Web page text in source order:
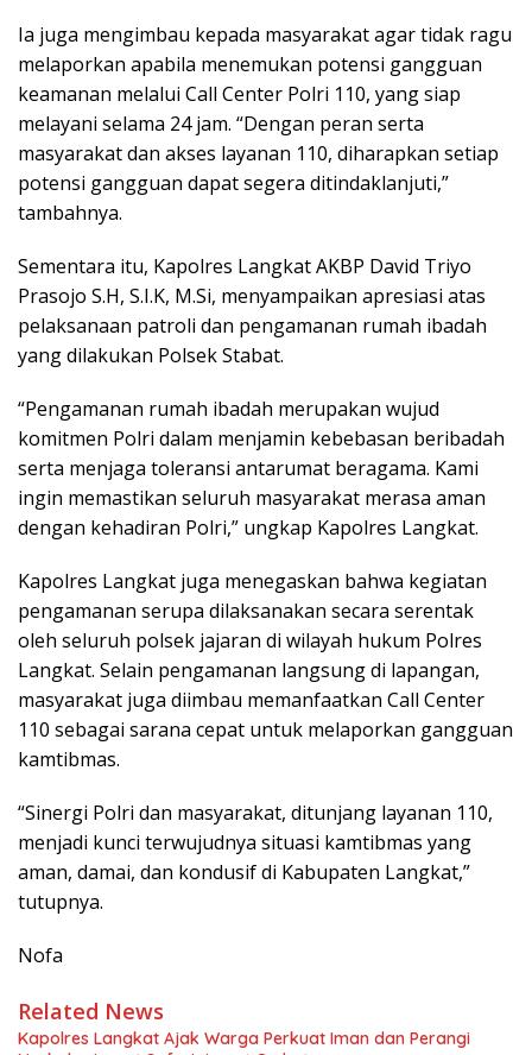
Ia juga mengimbau kepada masyarakat agar tidak ragu
melaporkan apabila menemukan potensi gangguan
keamanan melalui Call Center Polri 110, yang siap
melayani selama 24 jam. “Dengan peran serta
masyarakat dan akses layanan 110, diharapkan setiap
potensi gangguan dapat segera ditindaklanjuti,”
tambahnya.
Sementara itu, Kapolres Langkat AKBP David Triyo
Prasojo S.H, S.I.K, M.Si, menyampaikan apresiasi atas
pelaksanaan patroli dan pengamanan rumah ibadah
yang dilakukan Polsek Stabat.
“Pengamanan rumah ibadah merupakan wujud
komitmen Polri dalam menjamin kebebasan beribadah
serta menjaga toleransi antarumat beragama. Kami
ingin memastikan seluruh masyarakat merasa aman
dengan kehadiran Polri,” ungkap Kapolres Langkat.
Kapolres Langkat juga menegaskan bahwa kegiatan
pengamanan serupa dilaksanakan secara serentak
oleh seluruh polsek jajaran di wilayah hukum Polres
Langkat. Selain pengamanan langsung di lapangan,
masyarakat juga diimbau memanfaatkan Call Center
110 sebagai sarana cepat untuk melaporkan gangguan
kamtibmas.
“Sinergi Polri dan masyarakat, ditunjang layanan 110,
menjadi kunci terwujudnya situasi kamtibmas yang
aman, damai, dan kondusif di Kabupaten Langkat,”
tutupnya.
Nofa
Related News
Kapolres Langkat Ajak Warga Perkuat Iman dan Perangi